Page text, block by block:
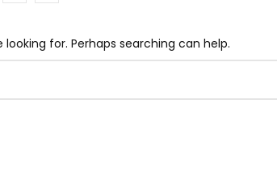
for. Perhaps searching can help.